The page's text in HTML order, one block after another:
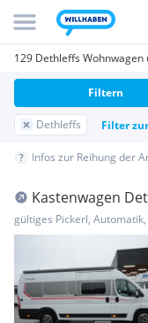
129 Dethleffs Wohnwagen
Dethleffs Filter
Filtern
Infos zur Reihung der
Kastenwagen
Dethleffs
gültiges Pickerl,